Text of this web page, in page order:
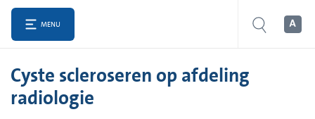
MENU
Cyste scleroseren op afdeling
radiologie